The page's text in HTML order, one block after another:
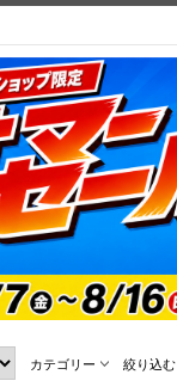
カテゴリー 絞り込む